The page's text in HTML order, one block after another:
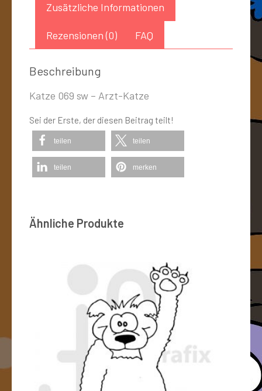
Zusätzliche Informationen
Rezensionen (0) FAQ
Beschreibung
Katze 069 sw – Arzt-Katze
Sei der Erste, der diesen Beitrag teilt!
teilen teilen
teilen merken
Ähnliche Produkte